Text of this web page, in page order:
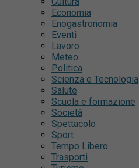
Economia
Enogastronomia
Eventi
Lavoro
Meteo
Politica
Scienza e Tecnologia
Salute
Scuola e formazione
Società
Spettacolo
Sport
Tempo Libero
Trasporti